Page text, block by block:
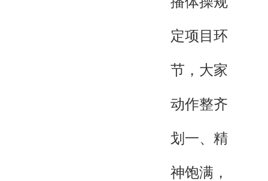
定项目环
节，大家
动作整齐
划一、精
神饱满，